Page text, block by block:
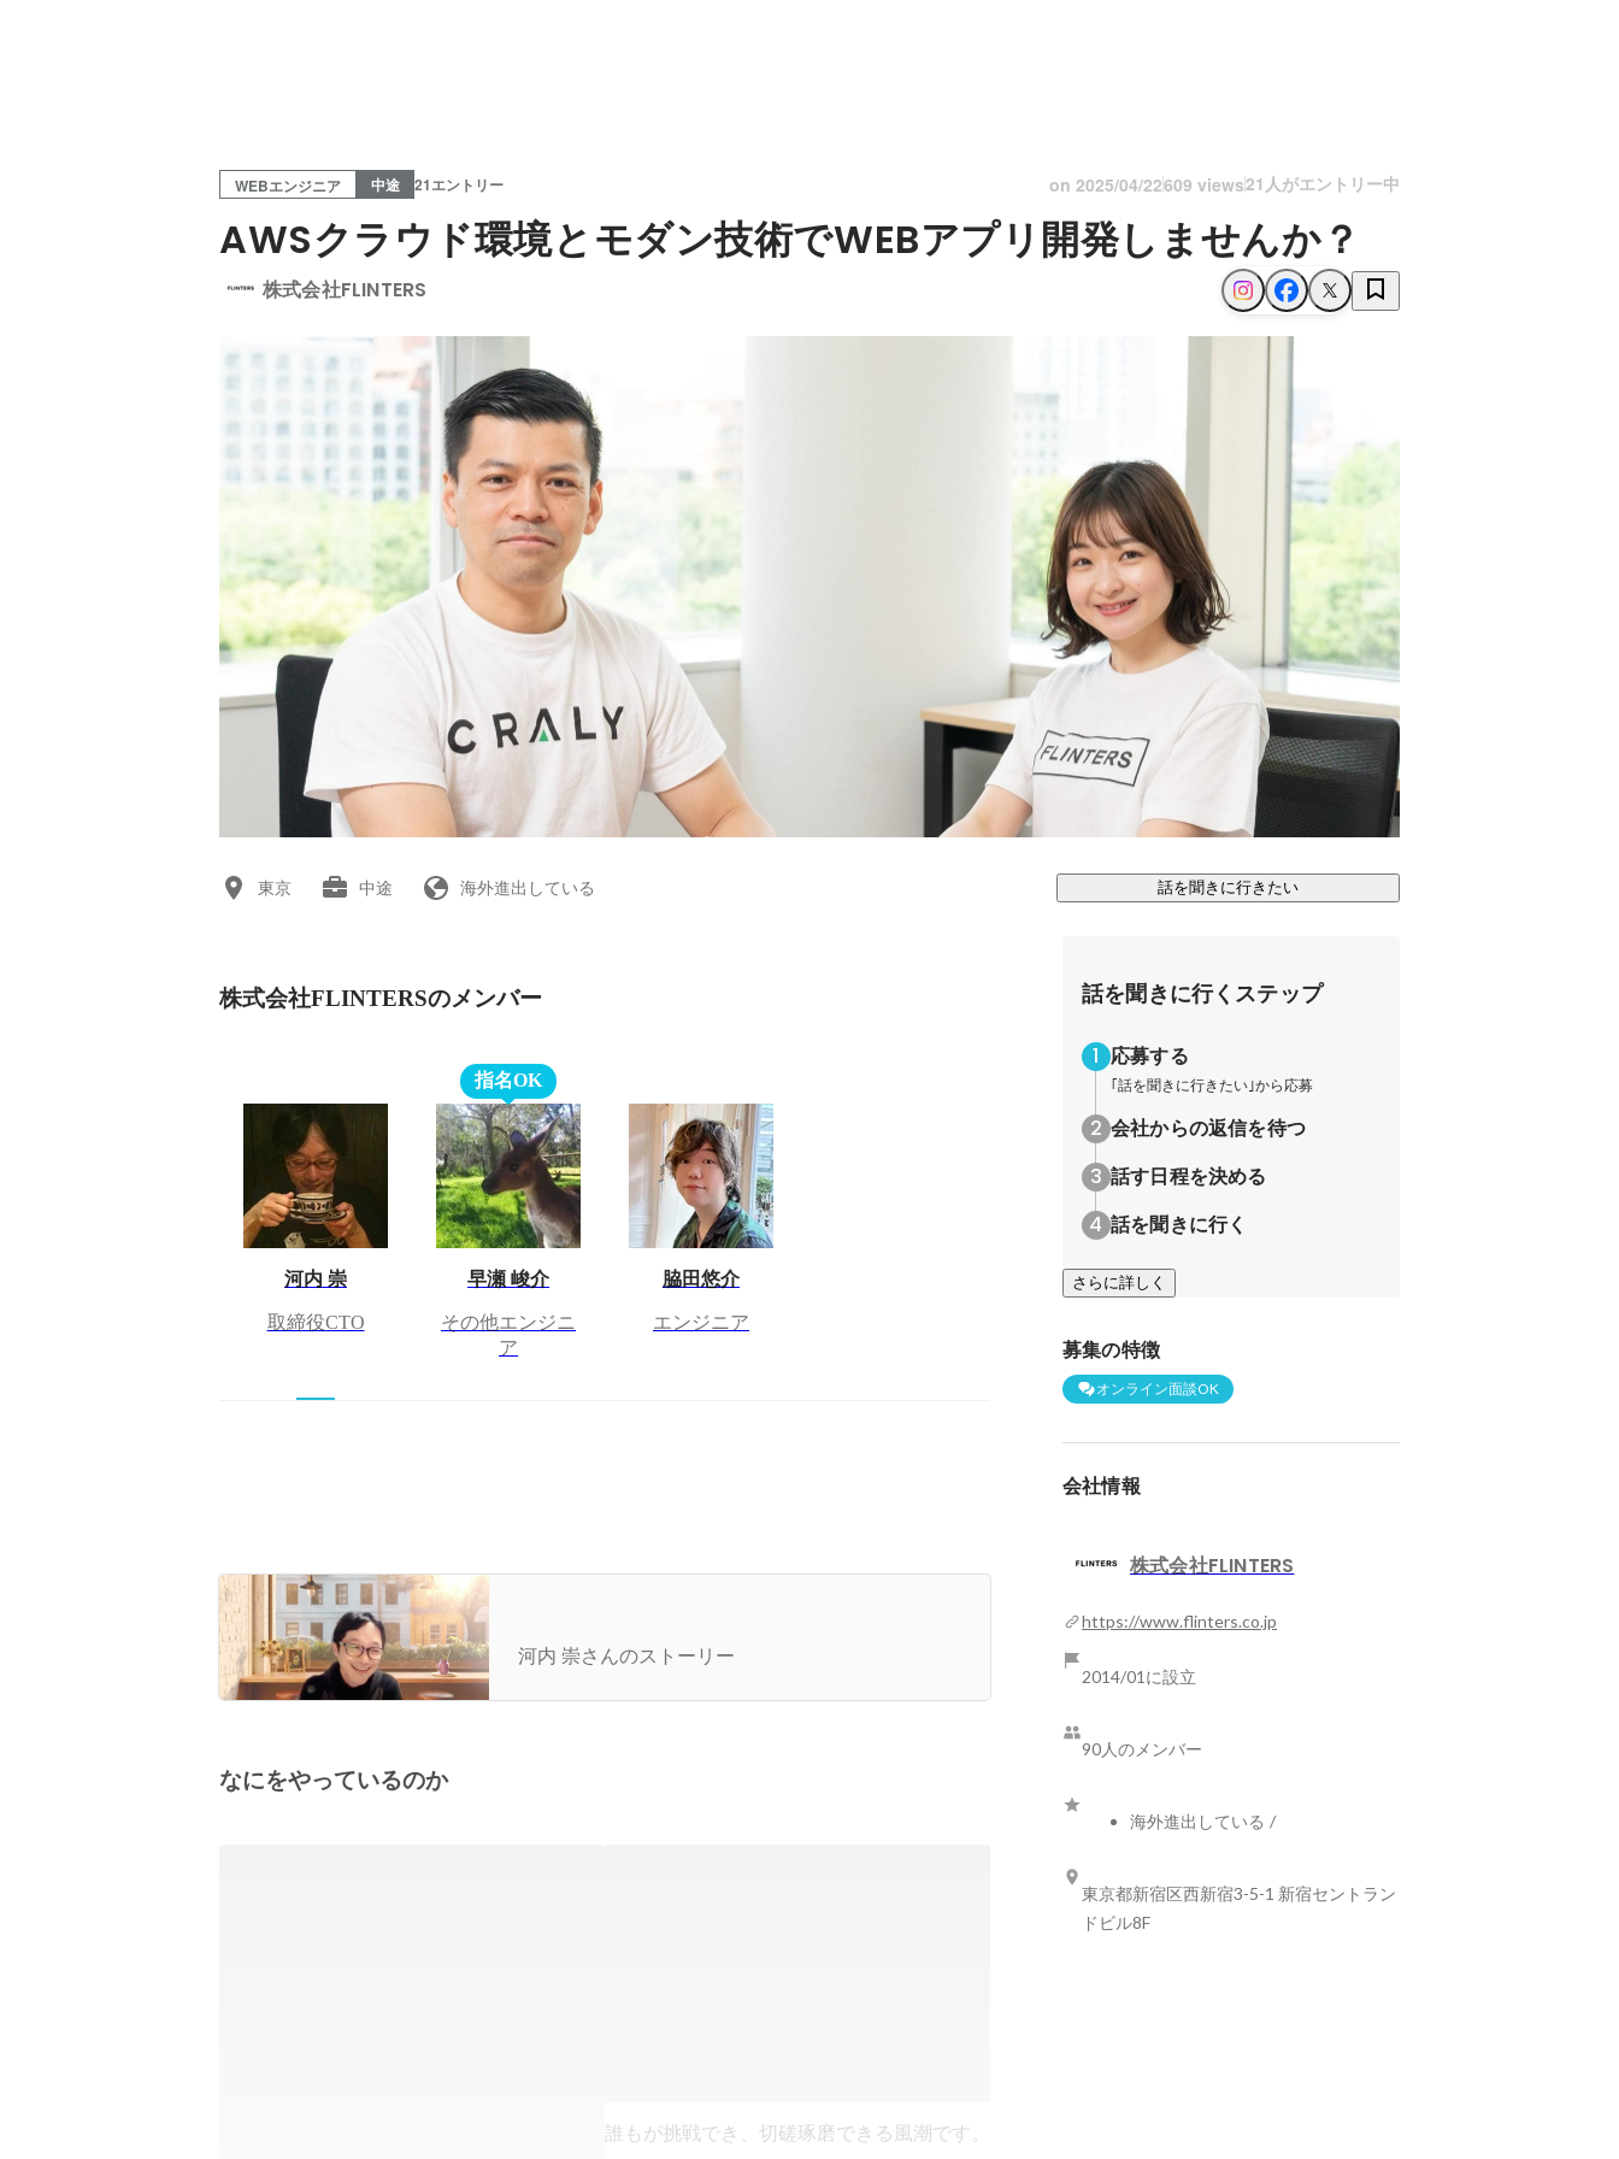
WEBエンジニア 中途 21エントリー on 2025/04/22609 views21人がエントリー中
AWSクラウド環境とモダン技術でWEBアプリ開発しませんか？
株式会社FLINTERS
東京 中途 海外進出している 話を聞きに行きたい
株式会社FLINTERSのメンバー
河内 崇
取締役CTO
指名OK
早瀬 峻介
その他エンジニ
ア
脇田悠介
エンジニア
きやすさ、技術向上のできる会社とは？
河内 崇さんのストーリー
なにをやっているのか
誰もが挑戦でき、切磋琢磨できる風潮です。
話を聞きに行くステップ
応募する
｢話を聞きに行きたい｣から応募
会社からの返信を待つ
話す日程を決める
話を聞きに行く
さらに詳しく
募集の特徴
オンライン面談OK
会社情報
株式会社FLINTERS
https://www.flinters.co.jp
2014/01に設立
90人のメンバー
海外進出している /
東京都新宿区西新宿3-5-1 新宿セントラン
ドビル8F